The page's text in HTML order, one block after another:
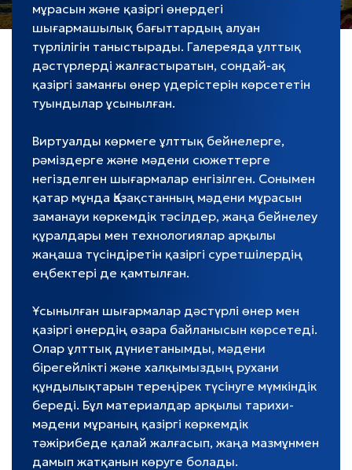
мұрасын және қазіргі өнердегі
шығармашылық бағыттардың алуан
түрлілігін таныстырады. Галереяда ұлттық
дәстүрлерді жалғастыратын, сондай-ақ
қазіргі заманғы өнер үдерістерін көрсететін
туындылар ұсынылған.
Виртуалды көрмеге ұлттық бейнелерге,
рәміздерге және мәдени сюжеттерге
негізделген шығармалар енгізілген. Сонымен
қатар мұнда Қазақстанның мәдени мұрасын
заманауи көркемдік тәсілдер, жаңа бейнелеу
құралдары мен технологиялар арқылы
жаңаша түсіндіретін қазіргі суретшілердің
еңбектері де қамтылған.
Ұсынылған шығармалар дәстүрлі өнер мен
қазіргі өнердің өзара байланысын көрсетеді.
Олар ұлттық дүниетанымды, мәдени
бірегейлікті және халқымыздың рухани
құндылықтарын тереңірек түсінуге мүмкіндік
береді. Бұл материалдар арқылы тарихи-
мәдени мұраның қазіргі көркемдік
тәжірибеде қалай жалғасып, жаңа мазмұнмен
дамып жатқанын көруге болады.